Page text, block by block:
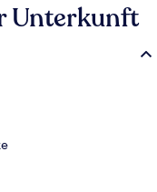
Unterkunft